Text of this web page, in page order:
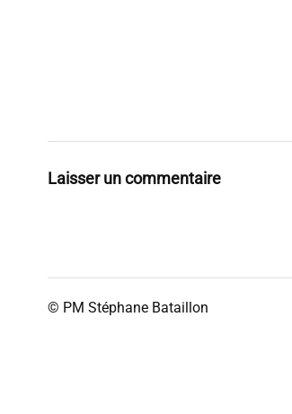
Laisser un commentaire
© PM Stéphane Bataillon